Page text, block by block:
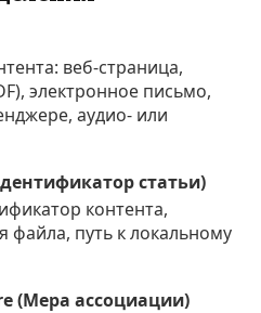
веб-страница,
электронное письмо,
аудио- или
статьи)
контента,
файла, путь к локальному
(Мера ассоциации)